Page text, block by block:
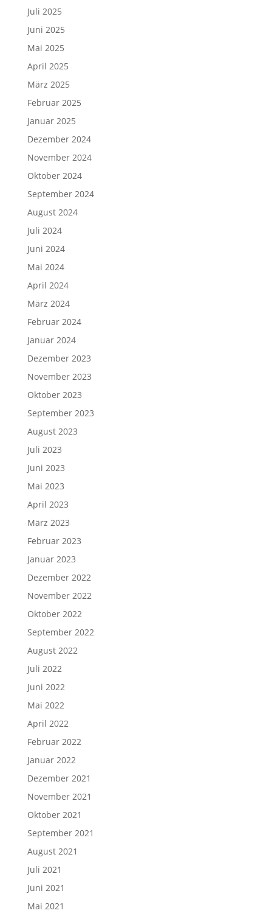
Juli 2025
Juni 2025
Mai 2025
April 2025
März 2025
Februar 2025
Januar 2025
Dezember 2024
November 2024
Oktober 2024
September 2024
August 2024
Juli 2024
Juni 2024
Mai 2024
April 2024
März 2024
Februar 2024
Januar 2024
Dezember 2023
November 2023
Oktober 2023
September 2023
August 2023
Juli 2023
Juni 2023
Mai 2023
April 2023
März 2023
Februar 2023
Januar 2023
Dezember 2022
November 2022
Oktober 2022
September 2022
August 2022
Juli 2022
Juni 2022
Mai 2022
April 2022
Februar 2022
Januar 2022
Dezember 2021
November 2021
Oktober 2021
September 2021
August 2021
Juli 2021
Juni 2021
Mai 2021